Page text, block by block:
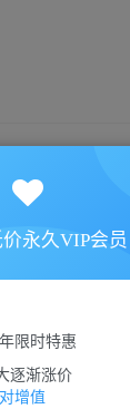
何开局
永久VIP会员
限时特惠
逐渐涨价
增值